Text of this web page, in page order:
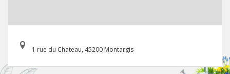
1 rue du Chateau, 45200 Montargis